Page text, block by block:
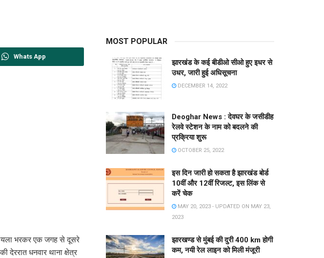
Whats App
भरकर एक जगह से दूसरे
देररात धनवार थाना क्षेत्र
MOST POPULAR
झारखंड के कई बीडीओ सीओ हुए इधर से
उधर, जारी हुई अधिसूचना
DECEMBER 14, 2022
Deoghar News : देवघर के जसीडीह
रेलवे स्टेशन के नाम को बदलने की
प्रक्रिया शुरू
OCTOBER 25, 2022
इस दिन जारी हो सकता है झारखंड बोर्ड
10वीं और 12वीं रिजल्ट, इस लिंक से
करें चेक
MAY 20, 2023 - UPDATED ON MAY 23,
2023
झारखण्ड से मुंबई की दुरी 400 km होगी
कम, नयी रेल लाइन को मिली मंजूरी